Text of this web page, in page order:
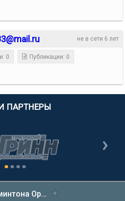
не в сети 6 лет
0 Публикации: 0
ПАРТНЕРЫ